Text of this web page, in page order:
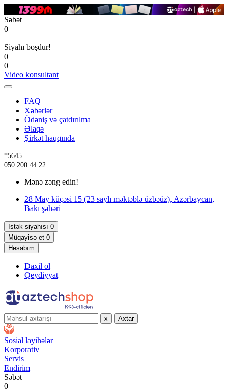
Səbət
0
Siyahı boşdur!
0
0
Video konsultant
FAQ
Xəbərlər
Ödəniş və çatdırılma
Əlaqə
Şirkət haqqında
*5645
050 200 44 22
Mənə zəng edin!
28 May küçəsi 15 (23 saylı məktəblə üzbəüz), Azərbaycan,
Bakı şəhəri
İstək siyahısı 0
Müqayisə et 0
Hesabım
Daxil ol
Qeydiyyat
x Axtar
Sosial layihələr
Korporativ
Servis
Endirim
Səbət
0